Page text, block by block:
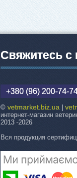
Свяжитесь с
+380 (96) 200-74-
©vetmarket.biz.ua |
интернет-магазин
2013 -2026
Вся продукция